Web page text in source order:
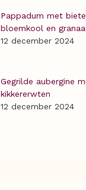
Pappadum met
bloemkool en
12 december 2024
Gegrilde aubergine
kikkererwten
12 december 2024